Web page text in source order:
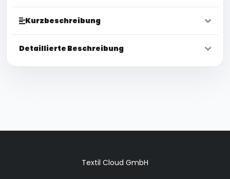
Kurzbeschreibung
Detaillierte Beschreibung
Textil Cloud GmbH